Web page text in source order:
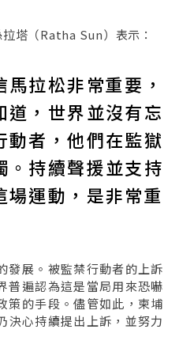
塔（Ratha Sun）表示：
拉松非常重要，
道，世界並沒有忘
動者，他們在監獄
。持續聲援並支持
場運動，是非常重
發展。被監禁行動者的上訴
普遍認為這是當局用來恐嚇
策的手段。儘管如此，柬埔
決心持續提出上訴，並努力